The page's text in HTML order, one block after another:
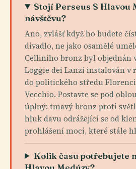
Stojí Perseus S Hlavou
návštěvu?
Ano, zvlášť když ho budete
divadlo, ne jako osamělé
Celliniho bronz byl objednán
Loggie dei Lanzi instalován v
do politického středu
Vecchio. Postavte se pod
úplný: tmavý bronz proti
hluk davu odrážející se od
prohlášení moci, které stále
Kolik času potřebujete